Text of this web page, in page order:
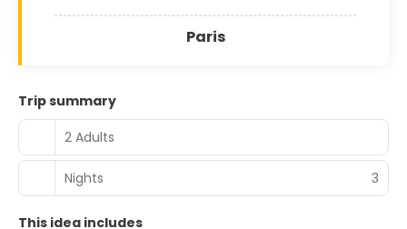
Paris
Trip summary
2 Adults
Nights 3
This idea includes